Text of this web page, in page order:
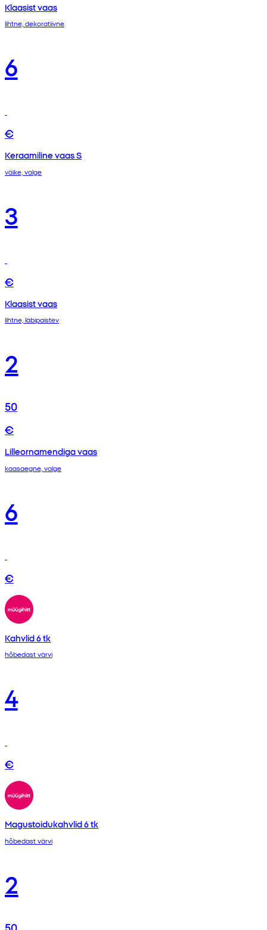
Klaasist vaas
lihtne, dekoratiivne
6
€
Keraamiline vaas S
väike, valge
3
€
Klaasist vaas
lihtne, läbipaistev
2
50
€
Lilleornamendiga vaas
kaasaegne, valge
6
€
Kahvlid 6 tk
hõbedast värvi
4
€
Magustoidukahvlid 6 tk
hõbedast värvi
2
50